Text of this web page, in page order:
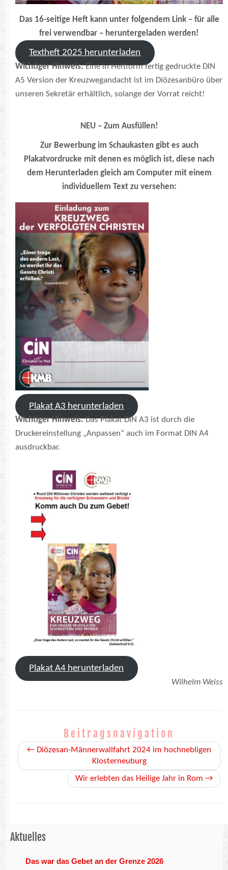
Das 16-seitige Heft kann unter folgendem Link – für alle
frei verwendbar – heruntergeladen werden!
Textheft 2025 herunterladen
Wichtiger Hinweis:Eine in Heftform fertig gedruckte DIN
A5 Version der Kreuzwegandacht ist im Diözesanbüro über
unseren Sekretär erhältlich, solange der Vorrat reicht!
NEU – Zum Ausfüllen!
Zur Bewerbung im Schaukasten gibt es auch
Plakatvordrucke mit denen es möglich ist, diese nach
dem Herunterladen gleich am Computer mit einem
individuellem Text zu versehen:
Plakat A3 herunterladen
Wichtiger Hinweis:Das Plakat DIN A3 ist durch die
Druckereinstellung „Anpassen“ auch im Format DIN A4
ausdruckbar.
Plakat A4 herunterladen
Wilhelm Weiss
Beitragsnavigation
← Diözesan-Männerwallfahrt 2024 im hochnebligen
Klosterneuburg
Wir erlebten das Heilige Jahr in Rom →
Aktuelles
Das war das Gebet an der Grenze 2026